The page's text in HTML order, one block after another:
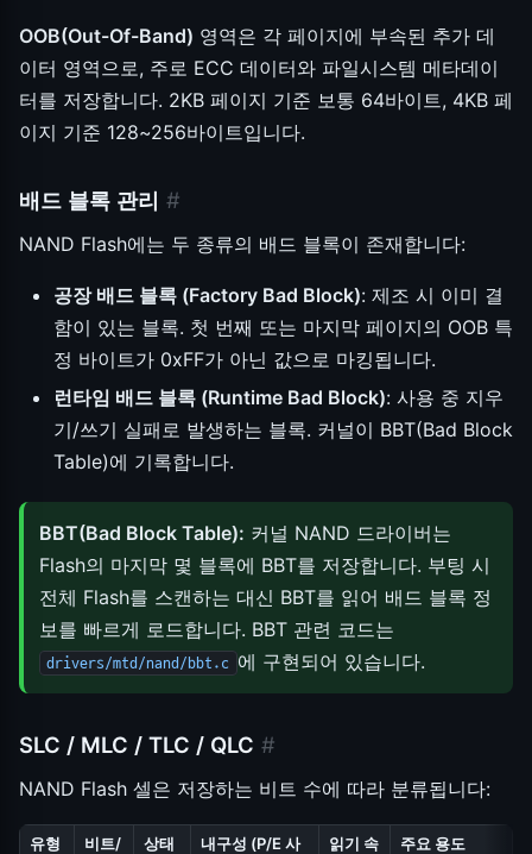
OOB(Out-Of-Band) 영역은 각 페이지에 부속된 추가 데
이터 영역으로, 주로 ECC 데이터와 파일시스템 메타데이
터를 저장합니다. 2KB 페이지 기준 보통 64바이트, 4KB 페
이지 기준 128~256바이트입니다.
배드 블록 관리 #
NAND Flash에는 두 종류의 배드 블록이 존재합니다:
공장 배드 블록 (Factory Bad Block): 제조 시 이미 결
함이 있는 블록. 첫 번째 또는 마지막 페이지의 OOB 특
정 바이트가 0xFF가 아닌 값으로 마킹됩니다.
런타임 배드 블록 (Runtime Bad Block): 사용 중 지우
기/쓰기 실패로 발생하는 블록. 커널이 BBT(Bad Block
Table)에 기록합니다.
BBT(Bad Block Table): 커널 NAND 드라이버는
Flash의 마지막 몇 블록에 BBT를 저장합니다. 부팅 시
전체 Flash를 스캔하는 대신 BBT를 읽어 배드 블록 정
보를 빠르게 로드합니다. BBT 관련 코드는
drivers/mtd/nand/bbt.c 에 구현되어 있습니다.
SLC / MLC / TLC / QLC #
NAND Flash 셀은 저장하는 비트 수에 따라 분류됩니다:
유형
비트/
상태
내구성 (P/E 사
읽기 속
주요 용도